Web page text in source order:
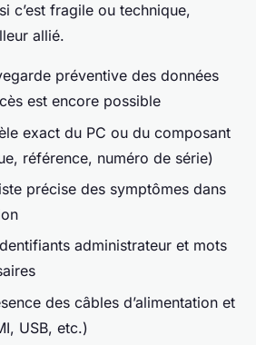
c’est fragile ou technique,
allié.
préventive des données
est encore possible
exact du PC ou du composant
référence, numéro de série)
précise des symptômes dans
administrateur et mots
des câbles d’alimentation et
USB, etc.)